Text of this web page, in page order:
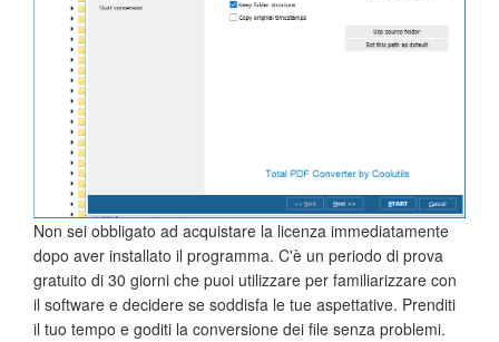
Non sei obbligato ad acquistare la licenza immediatamente
dopo aver installato il programma. C'è un periodo di prova
gratuito di 30 giorni che puoi utilizzare per familiarizzare con
il software e decidere se soddisfa le tue aspettative. Prenditi
il tuo tempo e goditi la conversione dei file senza problemi.